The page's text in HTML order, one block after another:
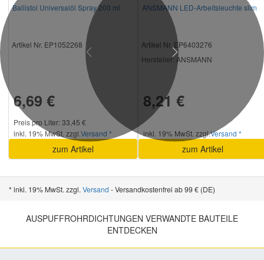
Ballistol Universalöl Spray 200 ml
Artikel Nr. EP1052268
6,69 €
Preis pro Liter: 33,45 €
inkl. 19% MwSt. zzgl. Versand *
zum Artikel
ANSMANN LED-Arbeitsleuchte slim
Artikel Nr. EP6403276
Hersteller: ANSMANN
8,21 €
inkl. 19% MwSt. zzgl.Versand *
zum Artikel
Previous Next
* inkl. 19% MwSt. zzgl. Versand - Versandkostenfrei ab 99 € (DE)
AUSPUFFROHRDICHTUNGEN VERWANDTE BAUTEILE
ENTDECKEN